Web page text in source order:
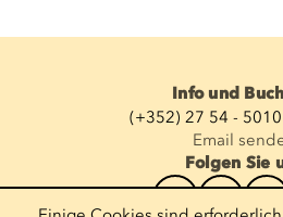
Info und
(+352) 27 54 -
Email
Folgen Sie